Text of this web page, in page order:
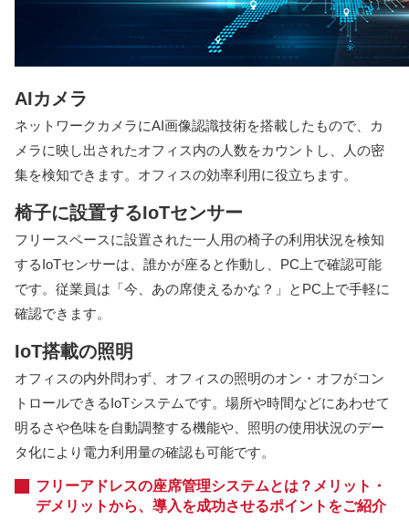
AIカメラ
ネットワークカメラにAI画像認識技術を搭載したもので、カ
メラに映し出されたオフィス内の人数をカウントし、人の密
集を検知できます。オフィスの効率利用に役立ちます。
椅子に設置するIoTセンサー
フリースペースに設置された一人用の椅子の利用状況を検知
するIoTセンサーは、誰かが座ると作動し、PC上で確認可能
です。従業員は「今、あの席使えるかな？」とPC上で手軽に
確認できます。
IoT搭載の照明
オフィスの内外問わず、オフィスの照明のオン・オフがコン
トロールできるIoTシステムです。場所や時間などにあわせて
明るさや色味を自動調整する機能や、照明の使用状況のデー
タ化により電力利用量の確認も可能です。
フリーアドレスの座席管理システムとは？メリット・
デメリットから、導入を成功させるポイントをご紹介